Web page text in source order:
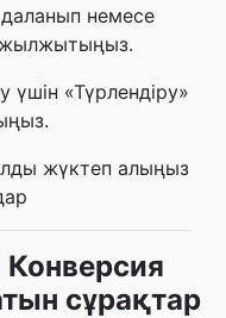
немесе
жылжытыңыз.
үшін «Түрлендіру»
жүктеп алыңыз
Конверсия
сұрақтар